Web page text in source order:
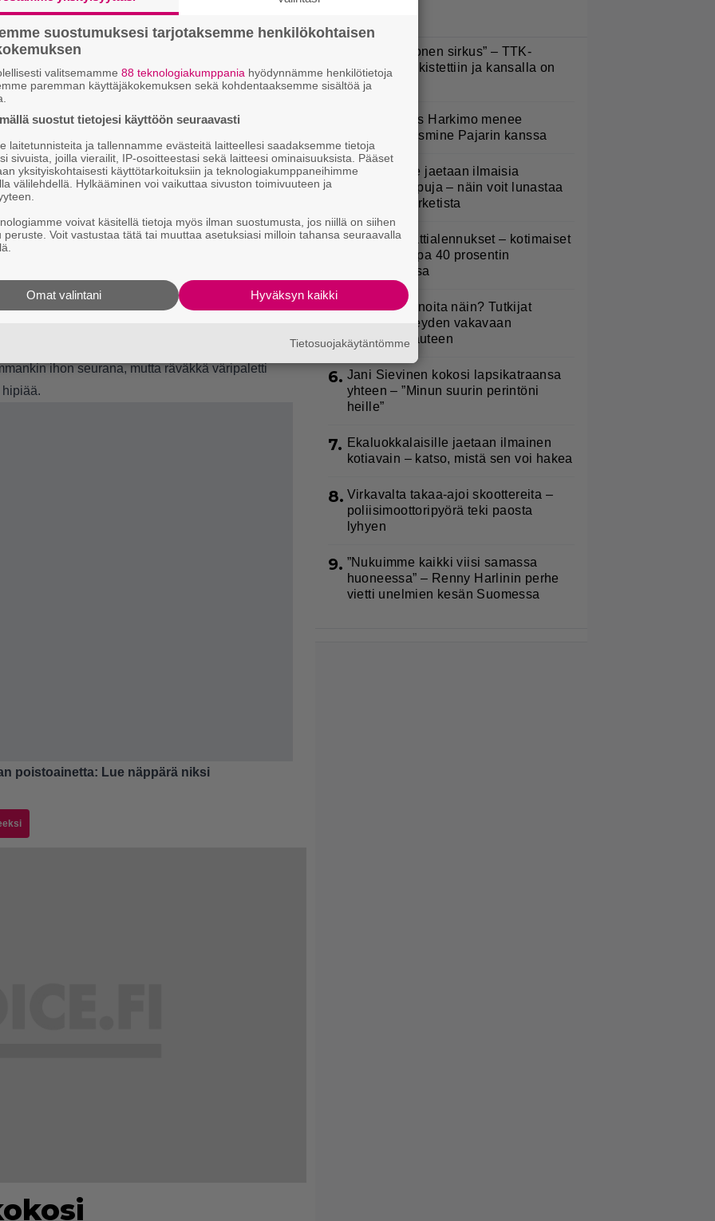
lookkiisi. Lämmin metallisävy kuuluu
ruskettunutta ihoa vasten. Sipaise huuliin
ihon seurana, mutta räväkkä väripaletti
poistoainetta: Lue näppärä niksi
”Että semmonen sirkus” – TTK-
kilpailijat julkistettiin ja kansalla on
sanottavaa
Uuno: Hjallis Harkimo menee
naimisiin Jasmine Pajarin kanssa
3. Koululaisille jaetaan ilmaisia
heijastinreppuja – näin voit lunastaa
omasi S-marketista
4. Lidl aloitti jättialennukset – kotimaiset
kasvikset jopa 40 prosentin
alennuksessa
5.
Syötkö perunoita näin? Tutkijat
löysivät yhteyden vakavaan
kansansairauteen
6. Jani Sievinen kokosi lapsikatraansa
yhteen – ”Minun suurin perintöni
heille”
7. Ekaluokkalaisille jaetaan ilmainen
kotiavain – katso, mistä sen voi hakea
8. Virkavalta takaa-ajoi skoottereita –
poliisimoottoripyörä teki paosta
lyhyen
9. ”Nukuimme kaikki viisi samassa
huoneessa” – Renny Harlinin perhe
vietti unelmien kesän Suomessa
suostumuksesi tarjotaksemme henkilökohtaisen
valitsemamme 88 teknologiakumppania hyödynnämme henkilötietoja
paremman käyttäjäkokemuksen sekä kohdentaaksemme sisältöä ja
suostut tietojesi käyttöön seuraavasti
laitetunnisteita ja tallennamme evästeitä laitteellesi saadaksemme tietoja
sivuista, joilla vierailit, IP-osoitteestasi sekä laitteesi ominaisuuksista. Pääset
yksityiskohtaisesti käyttötarkoituksiin ja teknologiakumppaneihimme
välilehdellä. Hylkääminen voi vaikuttaa sivuston toimivuuteen ja
voivat käsitellä tietoja myös ilman suostumusta, jos niillä on siihen
peruste. Voit vastustaa tätä tai muuttaa asetuksiasi milloin tahansa seuraavalla
Hyväksyn kaikki
Omat valintani
Tietosuojakäytäntömme